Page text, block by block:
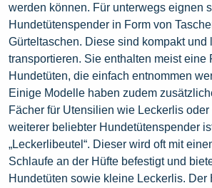
werden können. Für unterwegs eignen
Hundetütenspender in Form von
Gürteltaschen. Diese sind kompakt und
transportieren. Sie enthalten meist eine
Hundetüten, die einfach entnommen
Einige Modelle haben zudem
Fächer für Utensilien wie Leckerlis
weiterer beliebter Hundetütenspender
„Leckerlibeutel“. Dieser wird oft mit
Schlaufe an der Hüfte befestigt und
Hundetüten sowie kleine Leckerlis. Der